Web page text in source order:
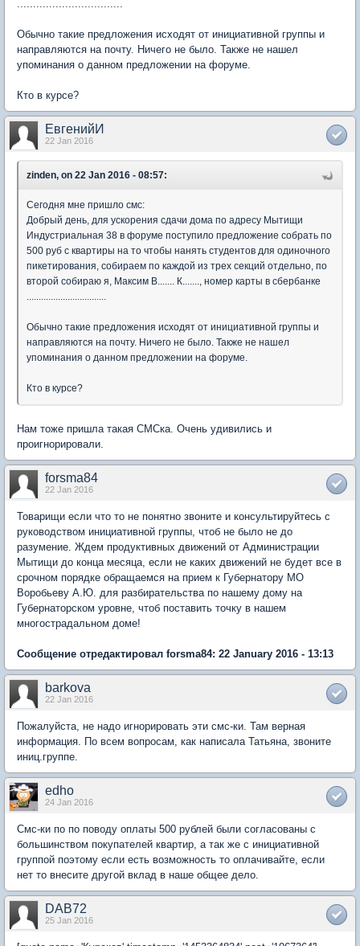
.................................
Обычно такие предложения исходят от инициативной группы и
направляются на почту. Ничего не было. Также не нашел
упоминания о данном предложении на форуме.
Кто в курсе?
ЕвгенийИ
22 Jan 2016
zinden, on 22 Jan 2016 - 08:57:
Сегодня мне пришло смс:
Добрый день, для ускорения сдачи дома по адресу Мытищи
Индустриальная 38 в форуме поступило предложение собрать по
500 руб с квартиры на то чтобы нанять студентов для одиночного
пикетирования, собираем по каждой из трех секций отдельно, по
второй собираю я, Максим В....... К......., номер карты в сбербанке
.................................
Обычно такие предложения исходят от инициативной группы и
направляются на почту. Ничего не было. Также не нашел
упоминания о данном предложении на форуме.
Кто в курсе?
Нам тоже пришла такая СМСка. Очень удивились и
проигнорировали.
forsma84
22 Jan 2016
Товарищи если что то не понятно звоните и консультируйтесь с
руководством инициативной группы, чтоб не было не до
разумение. Ждем продуктивных движений от Администрации
Мытищи до конца месяца, если не каких движений не будет все в
срочном порядке обращаемся на прием к Губернатору МО
Воробьеву А.Ю. для разбирательства по нашему дому на
Губернаторском уровне, чтоб поставить точку в нашем
многострадальном доме!
Сообщение отредактировал forsma84: 22 January 2016 - 13:13
barkova
22 Jan 2016
Пожалуйста, не надо игнорировать эти смс-ки. Там верная
информация. По всем вопросам, как написала Татьяна, звоните
иниц.группе.
edho
24 Jan 2016
Смс-ки по по поводу оплаты 500 рублей были согласованы с
большинством покупателей квартир, а так же с инициативной
группой поэтому если есть возможность то оплачивайте, если
нет то внесите другой вклад в наше общее дело.
DAB72
25 Jan 2016